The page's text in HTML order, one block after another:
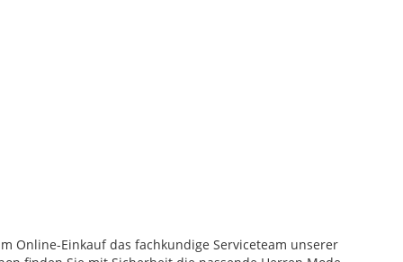
Online-Einkauf das fachkundige Serviceteam unserer